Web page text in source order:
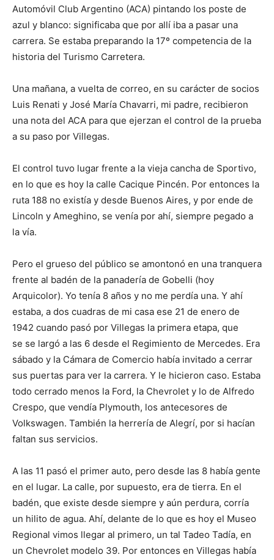
Automóvil Club Argentino (ACA) pintando los poste de
azul y blanco: significaba que por allí iba a pasar una
carrera. Se estaba preparando la 17º competencia de la
historia del Turismo Carretera.
Una mañana, a vuelta de correo, en su carácter de socios
Luis Renati y José María Chavarri, mi padre, recibieron
una nota del ACA para que ejerzan el control de la prueba
a su paso por Villegas.
El control tuvo lugar frente a la vieja cancha de Sportivo,
en lo que es hoy la calle Cacique Pincén. Por entonces la
ruta 188 no existía y desde Buenos Aires, y por ende de
Lincoln y Ameghino, se venía por ahí, siempre pegado a
la vía.
Pero el grueso del público se amontonó en una tranquera
frente al badén de la panadería de Gobelli (hoy
Arquicolor). Yo tenía 8 años y no me perdía una. Y ahí
estaba, a dos cuadras de mi casa ese 21 de enero de
1942 cuando pasó por Villegas la primera etapa, que
se se largó a las 6 desde el Regimiento de Mercedes. Era
sábado y la Cámara de Comercio había invitado a cerrar
sus puertas para ver la carrera. Y le hicieron caso. Estaba
todo cerrado menos la Ford, la Chevrolet y lo de Alfredo
Crespo, que vendía Plymouth, los antecesores de
Volkswagen. También la herrería de Alegrí, por si hacían
faltan sus servicios.
A las 11 pasó el primer auto, pero desde las 8 había gente
en el lugar. La calle, por supuesto, era de tierra. En el
badén, que existe desde siempre y aún perdura, corría
un hilito de agua. Ahí, delante de lo que es hoy el Museo
Regional vimos llegar al primero, un tal Tadeo Tadía, en
un Chevrolet modelo 39. Por entonces en Villegas había